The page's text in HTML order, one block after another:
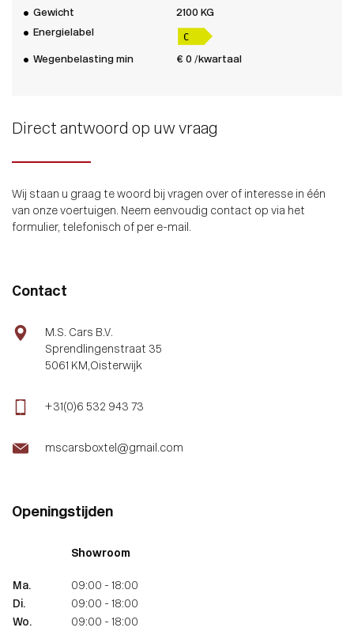
Gewicht
2100 KG
Energielabel
Wegenbelasting min € 0 /kwartaal
Direct antwoord op uw vraag
Wij staan u graag te woord bij vragen over of interesse in één
van onze voertuigen. Neem eenvoudig contact op via het
formulier, telefonisch of per e-mail.
Contact
M.S. Cars B.V.
Sprendlingenstraat 35
5061 KM,Oisterwijk
+31(0)6 532 943 73
mscarsboxtel@gmail.com
Openingstijden
Showroom
Ma.
09:00 - 18:00
Di.
09:00 - 18:00
Wo.
09:00 - 18:00